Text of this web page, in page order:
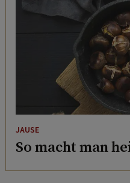
JAUSE
So macht man